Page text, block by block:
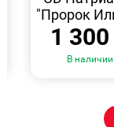
"Пророк
1 300
В наличии